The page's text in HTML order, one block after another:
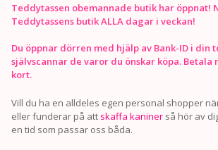
Teddytassen obemannade butik har öppnat!
Teddytassens butik ALLA dagar i veckan!
Du öppnar dörren med hjälp av Bank-ID i din
självscannar de varor du önskar köpa. Betala
kort.
Vill du ha en alldeles egen personal shopper
eller funderar på att skaffa kaniner så hör av
en tid som passar oss båda.